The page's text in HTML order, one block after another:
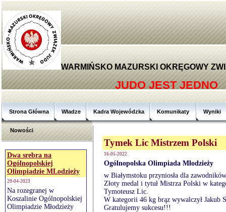
WARMIŃSKO MAZURSKI OKRĘGOWY
JUDO JEST JEDNO
Strona Główna Władze Kadra Wojewódzka Komunikaty Wyniki
Nowości
Dwa srebra na
Ogólnopolskiej
Olimpiadzie MLodzieży
29-04-2023
Na rozegranej w
Koszalinie Ogólnopolskiej
Olimpiadzie Młodzieży
Tymek Lic Mistrzem Polski
16-05-2022
Ogólnopolska Olimpiada Młodzieży
w Białymstoku przyniosła dla
Złoty medal i tytuł Mistrza Polski w
Tymoteusz Lic.
W kategorii 46 kg brąz wywalczył
Gratulujemy sukcesu!!!